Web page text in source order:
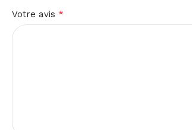
Votre avis *